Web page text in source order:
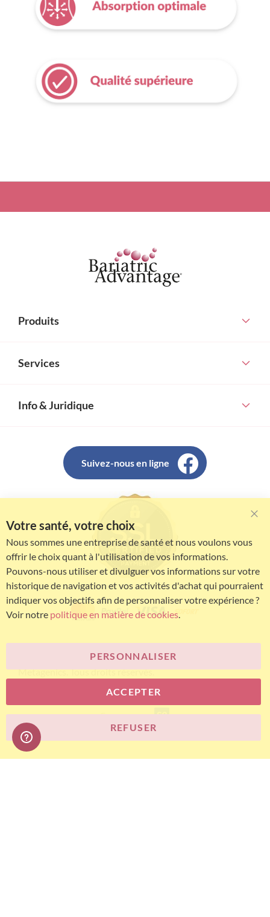
Produits
Services
Info & Juridique
Suivez-nous en ligne
© Bariatric Advantage® est une marque du groupe
Metagenics. Tous droits réservés.
E-commerce
Votre santé, votre choix
Nous sommes une entreprise de santé et nous voulons vous
offrir le choix quant à l'utilisation de vos informations.
Pouvons-nous utiliser et divulguer vos informations sur votre
historique de navigation et vos activités d'achat qui pourraient
indiquer vos objectifs afin de personnaliser votre expérience ?
Voir notre politique en matière de cookies.
ACCEPTER
PERSONNALISER
REFUSER